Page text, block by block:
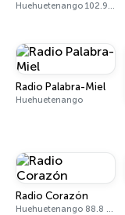
Huehuetenango 102.9 FM
Radio Palabra-Miel
Huehuetenango
Radio Corazón
Huehuetenango 88.8 FM